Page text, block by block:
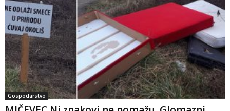
Gospodarstvo